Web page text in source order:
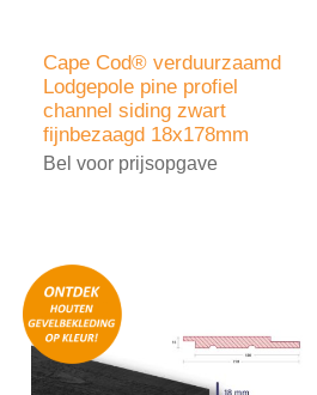
Cape Cod® verduurzaamd
Lodgepole pine profiel
channel siding zwart
fijnbezaagd 18x178mm
Bel voor prijsopgave